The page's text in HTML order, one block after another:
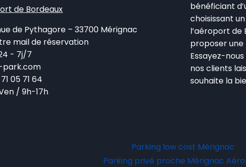
de Bordeaux
de Pythagore – 33700 Mérignac
mail de réservation
- 7j/7
park.com
05 71 64
/ 9h-17h
bénéficiant
choisissant
l’aéroport de
proposer une
Essayez-
nos clients
souhaite la
Parking low cost Mérignac
Parking privé proche Mérignac